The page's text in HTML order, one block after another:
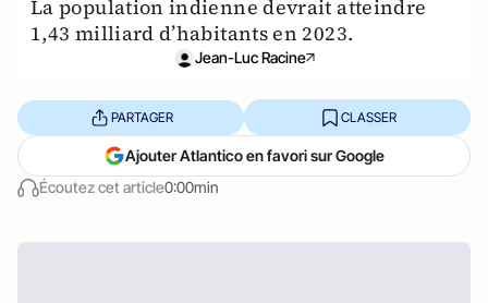
La population indienne devrait atteindre
1,43 milliard d’habitants en 2023.
Jean-Luc Racine
Écoutez cet article0:00min
PARTAGER CLASSER
Ajouter Atlantico en favori sur Google